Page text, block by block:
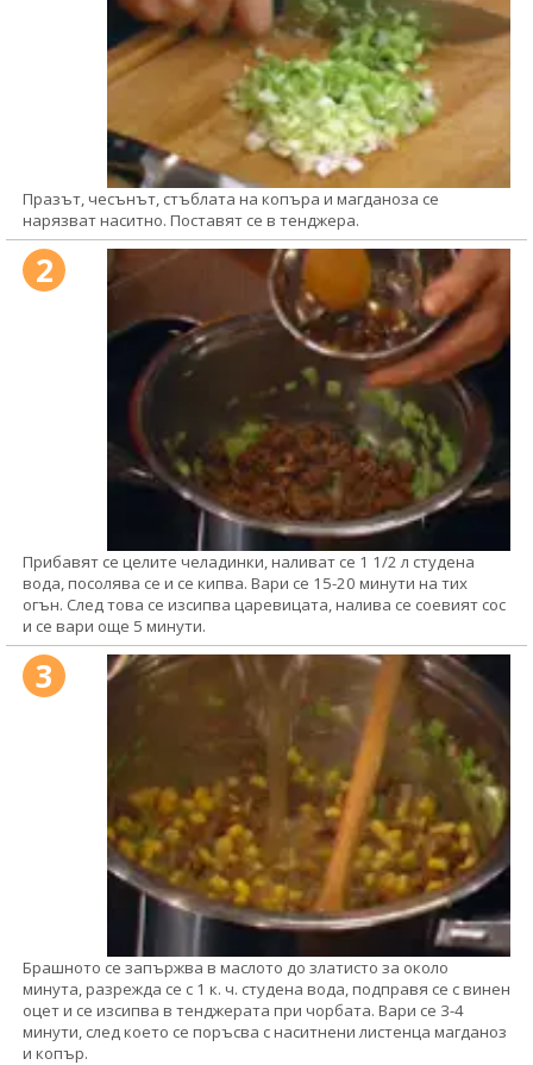
Празът, чесънът, стъблата на копъра и магданоза се
нарязват наситно. Поставят се в тенджера.
2
Прибавят се целите челадинки, наливат се 1 1/2 л студена
вода, посолява се и се кипва. Вари се 15-20 минути на тих
огън. След това се изсипва царевицата, налива се соевият сос
и се вари още 5 минути.
3
Брашното се запържва в маслото до златисто за около
минута, разрежда се с 1 к. ч. студена вода, подправя се с винен
оцет и се изсипва в тенджерата при чорбата. Вари се 3-4
минути, след което се поръсва с наситнени листенца магданоз
и копър.